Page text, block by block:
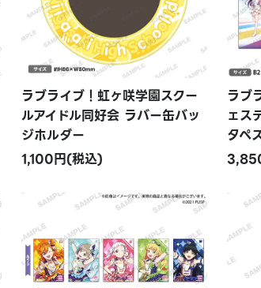
ラブライブ！虹ヶ咲学園スクー
ルアイドル同好会 ラバー缶バッ
ジホルダー
1,100円(税込)
ラブ
ェス
タペ